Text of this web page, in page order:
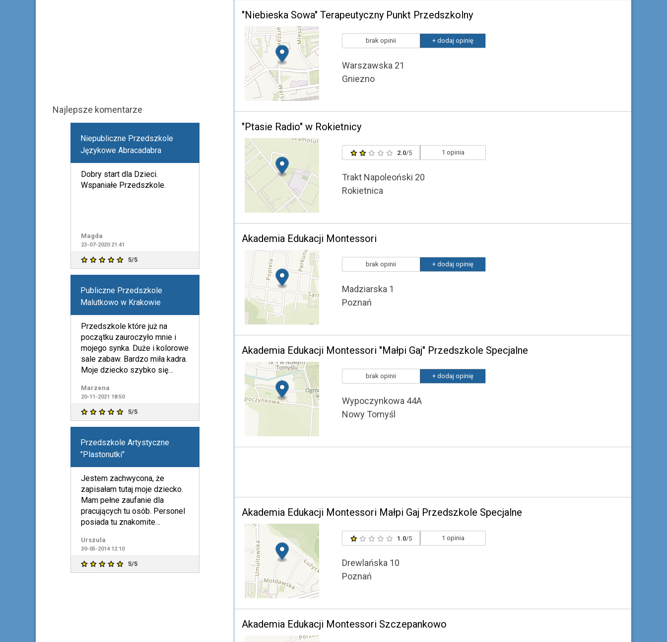
"Niebieska Sowa" Terapeutyczny Punkt Przedszkolny
brak opinii + dodaj opinię
Warszawska 21
Gniezno
"Ptasie Radio" w Rokietnicy
2.0/5 1 opinia
Trakt Napoleoński 20
Rokietnica
Akademia Edukacji Montessori
brak opinii + dodaj opinię
Madziarska 1
Poznań
Akademia Edukacji Montessori "Małpi Gaj" Przedszkole Specjalne
brak opinii + dodaj opinię
Wypoczynkowa 44A
Nowy Tomyśl
Akademia Edukacji Montessori Małpi Gaj Przedszkole Specjalne
1.0/5 1 opinia
Drewlańska 10
Poznań
Akademia Edukacji Montessori Szczepankowo
Najlepsze komentarze
Niepubliczne Przedszkole
Językowe Abracadabra
Dobry start dla Dzieci.
Wspaniałe Przedszkole.
Magda
23-07-2020 21:41
5/5
Publiczne Przedszkole
Malutkowo w Krakowie
Przedszkole które już na
początku zauroczyło mnie i
mojego synka. Duże i kolorowe
sale zabaw. Bardzo miła kadra.
Moje dziecko szybko się
Marzena
20-11-2021 18:50
5/5
Przedszkole Artystyczne
"Plastonutki"
Jestem zachwycona, że
zapisałam tutaj moje dziecko.
Mam pełne zaufanie dla
pracujących tu osób. Personel
posiada tu znakomite
dobre po
Urszula
30-05-2014 12:10
5/5